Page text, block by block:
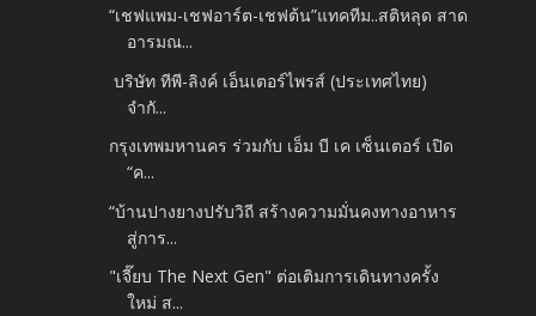
“เชฟแพม-เชฟอาร์ต-เชฟต้น”แทคทีม..สติหลุด สาด
อารมณ...
บริษัท ทีพี-ลิงค์ เอ็นเตอร์ไพรส์ (ประเทศไทย)
จำกั...
กรุงเทพมหานคร ร่วมกับ เอ็ม บี เค เซ็นเตอร์ เปิด
“ค...
“บ้านปางยางปรับวิถี สร้างความมั่นคงทางอาหาร
สู่การ...
"เจี๊ยบ The Next Gen" ต่อเติมการเดินทางครั้ง
ใหม่ ส...